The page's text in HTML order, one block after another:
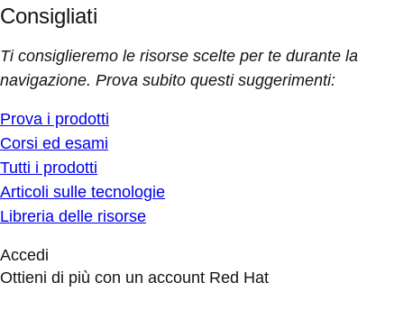
Consigliati
Ti consiglieremo le risorse scelte per te durante la
navigazione. Prova subito questi suggerimenti:
Prova i prodotti
Corsi ed esami
Tutti i prodotti
Articoli sulle tecnologie
Libreria delle risorse
Accedi
Ottieni di più con un account Red Hat